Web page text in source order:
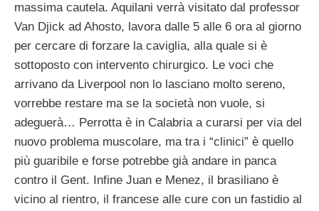
massima cautela. Aquilani verrà visitato dal professor
Van Djick ad Ahosto, lavora dalle 5 alle 6 ora al giorno
per cercare di forzare la caviglia, alla quale si è
sottoposto con intervento chirurgico. Le voci che
arrivano da Liverpool non lo lasciano molto sereno,
vorrebbe restare ma se la società non vuole, si
adeguerà… Perrotta è in Calabria a curarsi per via del
nuovo problema muscolare, ma tra i “clinici” è quello
più guaribile e forse potrebbe già andare in panca
contro il Gent. Infine Juan e Menez, il brasiliano è
vicino al rientro, il francese alle cure con un fastidio al